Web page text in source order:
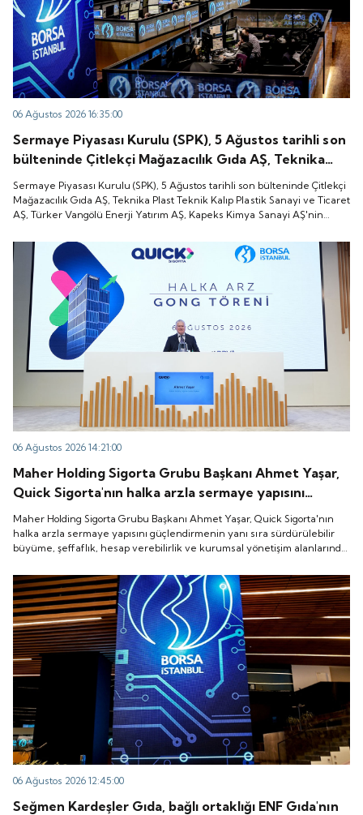
06 Ağustos 2026 16:35:00
Sermaye Piyasası Kurulu (SPK), 5 Ağustos tarihli son
bülteninde Çitlekçi Mağazacılık Gıda AŞ, Teknika
Plast Teknik Kalıp Plastik Sanayi ve Ticaret AŞ,
Türker Vangölü Enerji Yatırım AŞ, Kapeks Kimya
Sanayi AŞ'nin halka arzlarına onay verdiği duyurdu.
Sermaye Piyasası Kurulu (SPK), 5 Ağustos tarihli son bülteninde Çitlekçi
Mağazacılık Gıda AŞ, Teknika Plast Teknik Kalıp Plastik Sanayi ve Ticaret
AŞ, Türker Vangölü Enerji Yatırım AŞ, Kapeks Kimya Sanayi AŞ'nin
06 Ağustos 2026 14:21:00
Maher Holding Sigorta Grubu Başkanı Ahmet Yaşar,
Quick Sigorta'nın halka arzla sermaye yapısını
güçlendirmenin yanı sıra sürdürülebilir büyüme,
şeffaflık, hesap verebilirlik ve kurumsal yönetişim
alanlarında yeni bir döneme girdiğini belirtti.
Maher Holding Sigorta Grubu Başkanı Ahmet Yaşar, Quick Sigorta'nın
halka arzla sermaye yapısını güçlendirmenin yanı sıra sürdürülebilir
büyüme, şeffaflık, hesap verebilirlik ve kurumsal yönetişim alanlarında
06 Ağustos 2026 12:45:00
Seğmen Kardeşler Gıda, bağlı ortaklığı ENF Gıda'nın